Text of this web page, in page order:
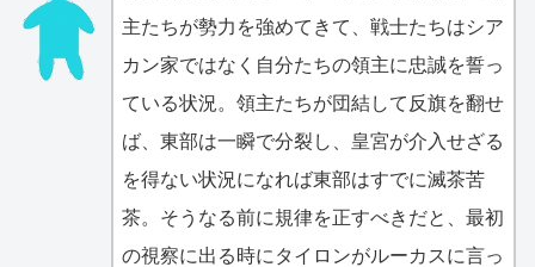
主たちが勢力を強めてきて、戦士たちはシア
カン家ではなく自分たちの領主に忠誠を誓っ
ている状況。領主たちが団結して反旗を翻せ
ば、東部は一瞬で分裂し、皇宮が介入せざる
を得ない状況になれば東部はすでに滅茶苦
茶。そうなる前に規律を正すべきだと、最初
の視察に出る時にタイロンがルーカスに言っ